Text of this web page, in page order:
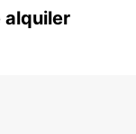
alquiler